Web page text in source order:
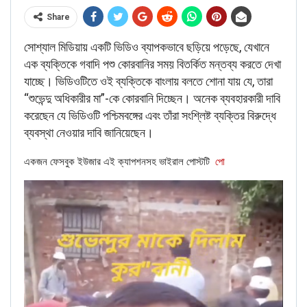
We further scanned through Ronaldo’s verified Twitter
dated August 22nd, 2019.
The Amazon Rainforest produces more
than 20% of the world’s oxygen and its been
burning for the past 3 weeks. It’s our
responsibility to help to save our planet.
Share
সোশ্যাল মিডিয়ায় একটি ভিডিও ব্যাপকভাবে ছড়িয়ে পড়েছে, যেখানে
এক ব্যক্তিকে গবাদি পশু কোরবানির সময় বিতর্কিত মন্তব্য করতে দেখা
যাচ্ছে। ভিডিওটিতে ওই ব্যক্তিকে বাংলায় বলতে শোনা যায় যে, তারা
“শুভেন্দু অধিকারীর মা”-কে কোরবানি দিচ্ছেন। অনেক ব্যবহারকারী দাবি
করেছেন যে ভিডিওটি পশ্চিমবঙ্গের এবং তাঁরা সংশ্লিষ্ট ব্যক্তির বিরুদ্ধে
ব্যবস্থা নেওয়ার দাবি জানিয়েছেন।
একজন ফেসবুক ইউজার এই ক্যাপশনসহ ভাইরাল পোস্টটি পো